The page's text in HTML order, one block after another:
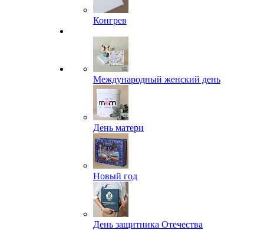
Конгрев
Международный женский день
День матери
Новый год
День защитника Отечества